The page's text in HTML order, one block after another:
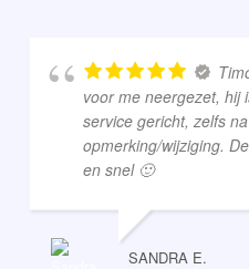
voor me neergezet, hij
service gericht, zelfs
opmerking/wijziging.
en snel 🙂
SANDRA E.